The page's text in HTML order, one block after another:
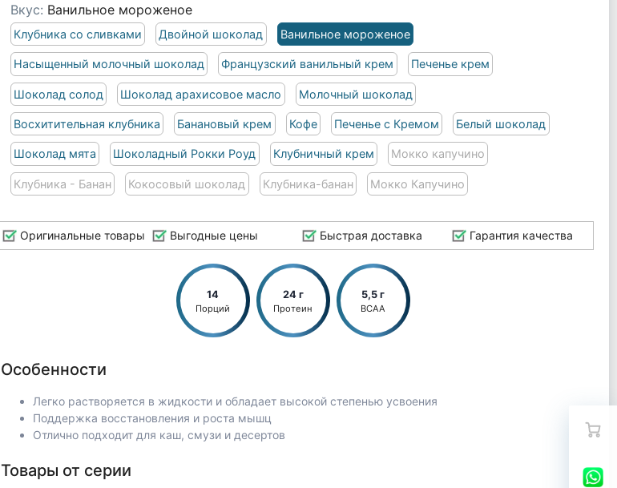
Вкус: Ванильное мороженое
Клубника со сливками Двойной шоколад Ванильное мороженое
Насыщенный молочный шоколад Французский ванильный крем Печенье крем
Шоколад солод Шоколад арахисовое масло Молочный шоколад
Восхитительная клубника Банановый крем Кофе Печенье с Кремом Белый шоколад
Шоколад мята Шоколадный Рокки Роуд Клубничный крем Мокко капучино
Клубника - Банан Кокосовый шоколад Клубника-банан Мокко Капучино
Оригинальные товары Выгодные цены Быстрая доставка Гарантия качества
14
Порций
24 г
Протеин
5,5 г
BCAA
Особенности
Легко растворяется в жидкости и обладает высокой степенью усвоения
Поддержка восстановления и роста мышц
Отлично подходит для каш, смузи и десертов
Товары от серии